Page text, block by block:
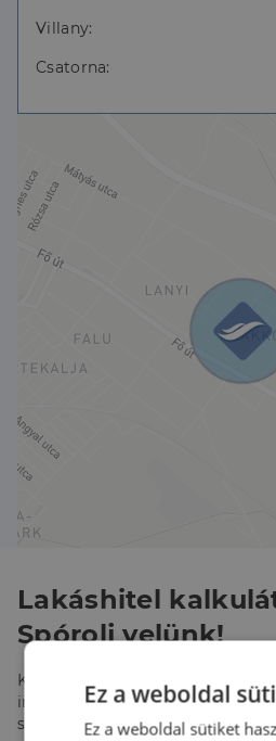
legyen szó lakhatásról,
Villany:
Csatorna:
Lakáshitel
Spórolj velünk!
Kalkulálj most, és keresd
ingyenes tanácsadással
számodra legjobb megoldást!
Ez a weboldal
Ez a weboldal sütiket